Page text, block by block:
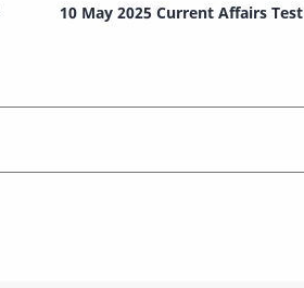
10 May 2025 Current Affairs Test